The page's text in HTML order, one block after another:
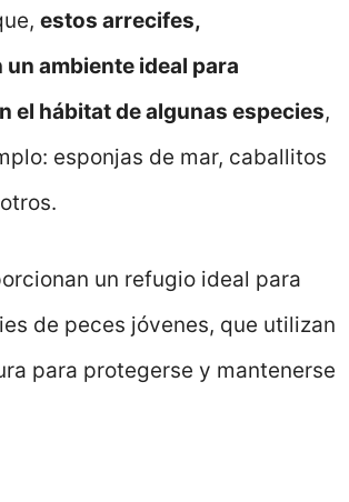
estos arrecifes,
ambiente ideal para
el hábitat de algunas especies,
esponjas de mar, caballitos
un refugio ideal para
de peces jóvenes, que utilizan
para protegerse y mantenerse